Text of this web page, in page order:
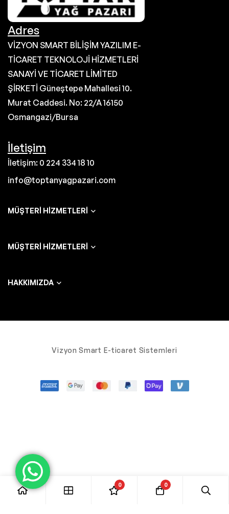
Adres
VİZYON SMART BİLİŞİM YAZILIM E-
TİCARET TEKNOLOJİ HİZMETLERİ
SANAYİ VE TİCARET LİMİTED
ŞİRKETİ Güneştepe Mahallesi 10.
Murat Caddesi. No: 22/A 16150
Osmangazi/Bursa
İletişim
İletişim: 0 224 334 18 10
info@toptanyagpazari.com
MÜŞTERI HIZMETLERI
MÜŞTERI HIZMETLERI
HAKKIMIZDA
Vizyon Smart E-ticaret Sistemleri
0 0